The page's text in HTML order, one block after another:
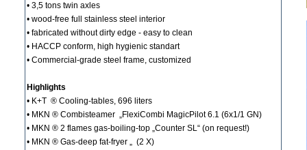
• 3,5 tons twin axles
• wood-free full stainless steel interior
• fabricated without dirty edge - easy to clean
• HACCP conform, high hygienic standart
• Commercial-grade steel frame, customized
Highlights
• K+T ® Cooling-tables, 696 liters
• MKN ® Combisteamer „FlexiCombi MagicPilot 6.1 (6x1/1 GN)
• MKN ® 2 flames gas-boiling-top „Counter SL“ (on request!)
• MKN ® Gas-deep fat-fryer „ (2 X)